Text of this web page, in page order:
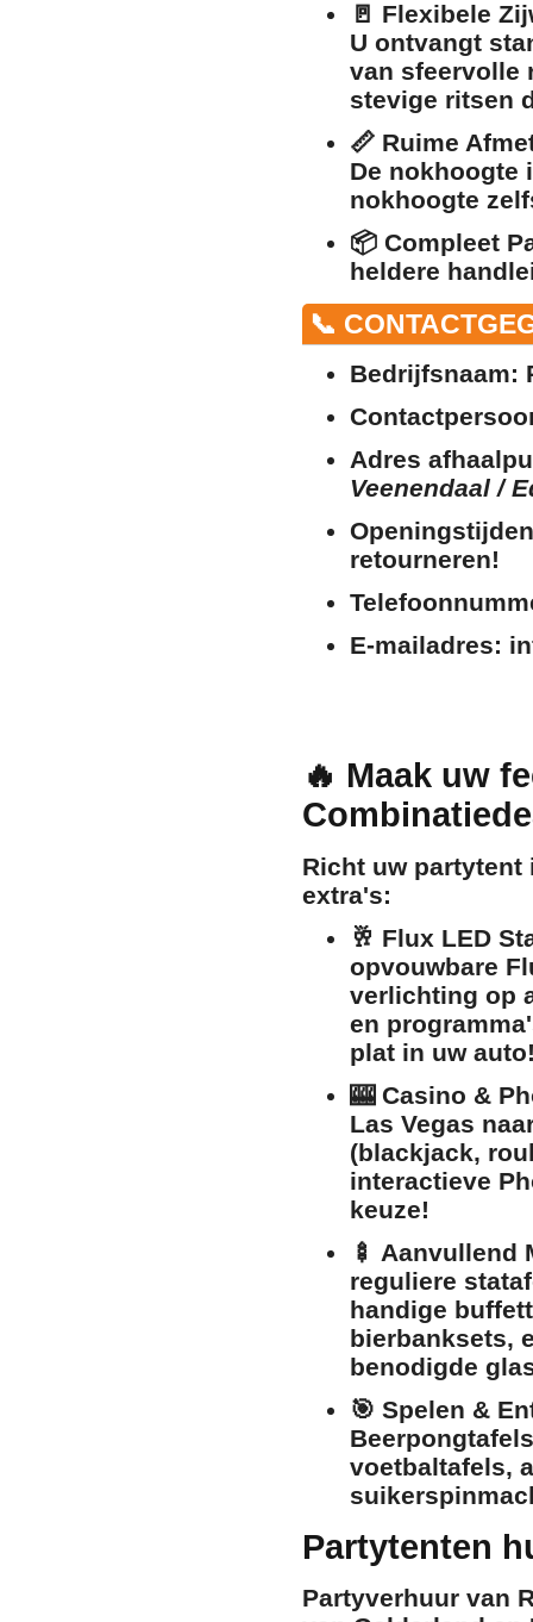
🚪 Flexibele
U ontvangt
van sfeervolle
stevige ritsen
📏 Ruime
De nokhoogte
nokhoogte
📦 Compleet
heldere
📞
Bedrijfsnaam:
Adres
Veenendaal /
retourneren!
E-mailadres:
🔥 Maak uw
Richt uw partytent
extra's:
🥂 Flux LED
opvouwbare
verlichting op
en
plat in uw
🎰 Casino &
Las Vegas
(blackjack,
interactieve
keuze!
🍢 Aanvullend
reguliere
handige
bierbanksets,
benodigde
🎯 Spelen &
Beerpongtafels
voetbaltafels,
Partytenten
Partyverhuur van